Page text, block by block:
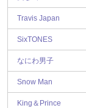
Travis Japan
SixTONES
なにわ男子
Snow Man
King＆Prince